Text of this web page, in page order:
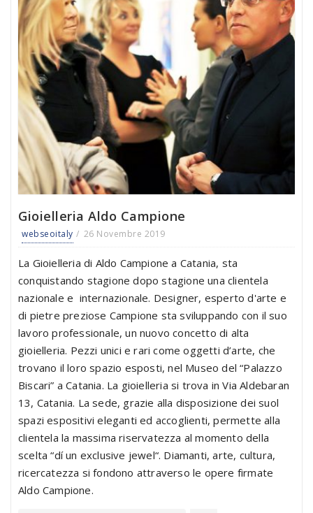
Gioielleria Aldo Campione
webseoitaly 26 Novembre 2019
La Gioielleria di Aldo Campione a Catania, sta
conquistando stagione dopo stagione una clientela
nazionale e internazionale. Designer, esperto d'arte e
di pietre preziose Campione sta sviluppando con il suo
lavoro professionale, un nuovo concetto di alta
gioielleria. Pezzi unici e rari come oggetti d’arte, che
trovano il loro spazio esposti, nel Museo del “Palazzo
Biscari” a Catania. La gioielleria si trova in Via Aldebaran
13, Catania. La sede, grazie alla disposizione dei suol
spazi espositivi eleganti ed accoglienti, permette alla
clientela la massima riservatezza al momento della
scelta “dí un exclusive jewel“. Diamanti, arte, cultura,
ricercatezza si fondono attraverso le opere firmate
Aldo Campione.